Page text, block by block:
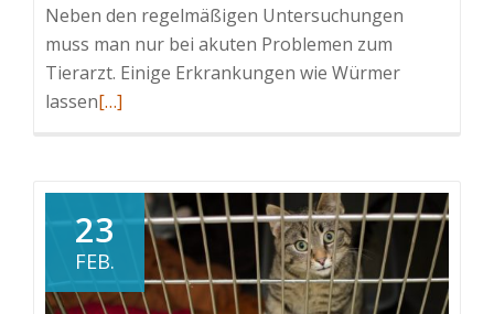
Neben den regelmäßigen Untersuchungen
muss man nur bei akuten Problemen zum
Tierarzt. Einige Erkrankungen wie Würmer
lassenRead
oft
sollte
Ihr
Haustier
[…]
23
FEB.